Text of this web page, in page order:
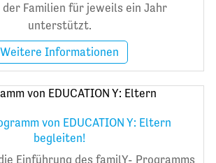
Familien für jeweils ein Jahr
unterstützt.
Weitere Informationen
von EDUCATION Y: Eltern
begleiten!
Einführung des familY- Programms